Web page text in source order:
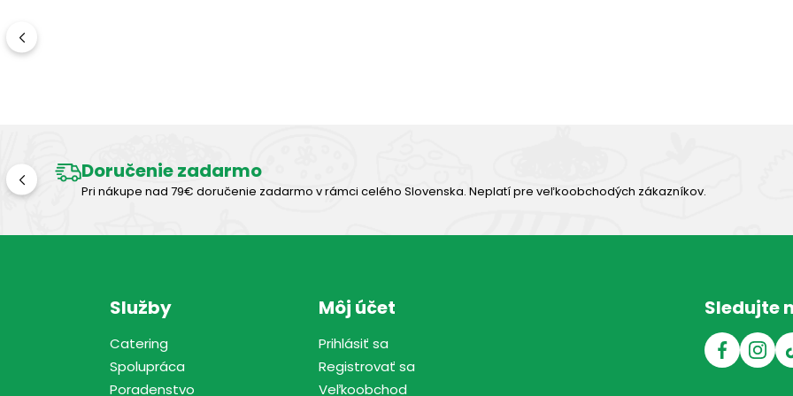
Doručenie zadarmo
Pri nákupe nad 79€ doručenie zadarmo v rámci celého Slovenska. Neplatí pre veľkoobchodých zákazníkov.
Služby
Catering
Spolupráca
Poradenstvo
Môj účet
Prihlásiť sa
Registrovať sa
Veľkoobchod
Sledujte